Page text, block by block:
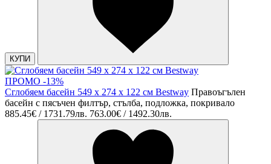
КУПИ
ПРОМО -13%
Сглобяем басейн 549 х 274 х 122 см Bestway Правоъгълен
басейн с пясъчен филтър, стълба, подложка, покривало
885.45€ / 1731.79лв. 763.00€ / 1492.30лв.